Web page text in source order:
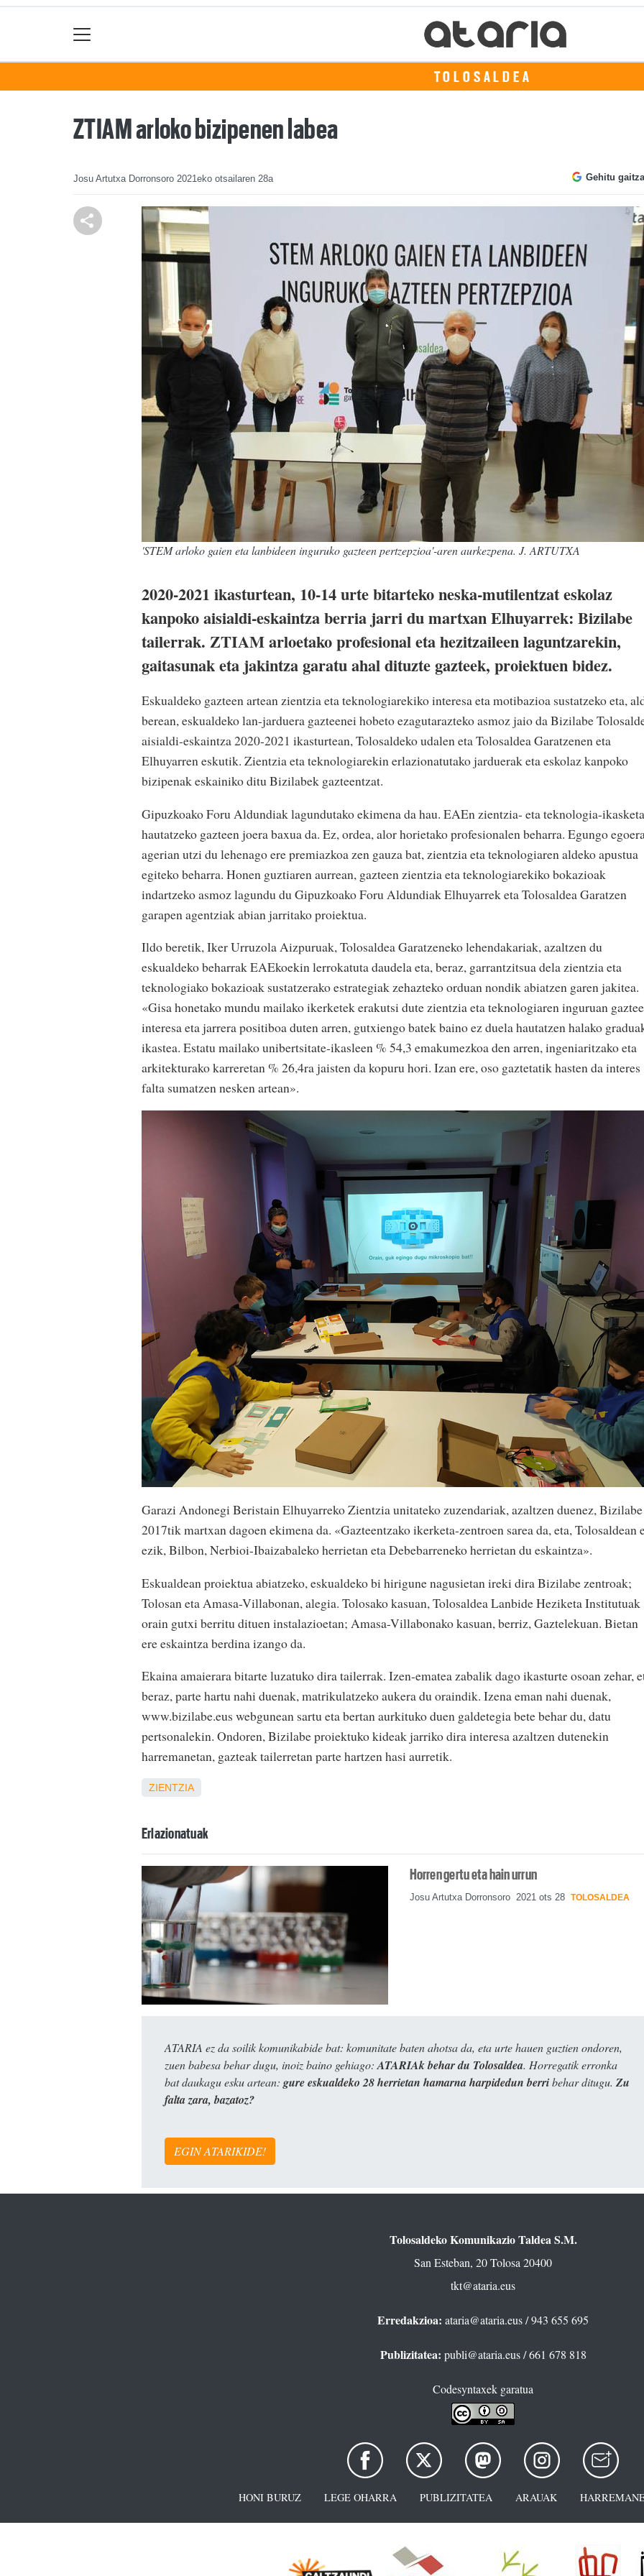
TOLOSALDEA
ZTIAM arloko bizipenen labea
Josu Artutxa Dorronsoro 2021eko otsailaren 28a Gehitu
'STEM arloko gaien eta lanbideen inguruko gazteen pertzepzioa'-aren aurkezpena. J. ARTUTXA
2020-2021 ikasturtean, 10-14 urte bitarteko neska-mutilentzat eskolaz
kanpoko aisialdi-eskaintza berria jarri du martxan Elhuyarrek: Bizilabe
tailerrak. ZTIAM arloetako profesional eta hezitzaileen laguntzarekin,
gaitasunak eta jakintza garatu ahal dituzte gazteek, proiektuen bidez.
Eskualdeko gazteen artean zientzia eta teknologiarekiko interesa eta motibazioa sustatzeko eta,
berean, eskualdeko lan-jarduera gazteenei hobeto ezagutarazteko asmoz jaio da Bizilabe
aisialdi-eskaintza 2020-2021 ikasturtean, Tolosaldeko udalen eta Tolosaldea Garatzenen eta
Elhuyarren eskutik. Zientzia eta teknologiarekin erlazionatutako jarduerak eta eskolaz kanpoko
bizipenak eskainiko ditu Bizilabek gazteentzat.
Gipuzkoako Foru Aldundiak lagundutako ekimena da hau. EAEn zientzia- eta teknologia-
hautatzeko gazteen joera baxua da. Ez, ordea, alor horietako profesionalen beharra. Egungo
agerian utzi du lehenago ere premiazkoa zen gauza bat, zientzia eta teknologiaren aldeko apustua
egiteko beharra. Honen guztiaren aurrean, gazteen zientzia eta teknologiarekiko bokazioak
indartzeko asmoz lagundu du Gipuzkoako Foru Aldundiak Elhuyarrek eta Tolosaldea Garatzen
garapen agentziak abian jarritako proiektua.
Ildo beretik, Iker Urruzola Aizpuruak, Tolosaldea Garatzeneko lehendakariak, azaltzen du
eskualdeko beharrak EAEkoekin lerrokatuta daudela eta, beraz, garrantzitsua dela zientzia eta
teknologiako bokazioak sustatzerako estrategiak zehazteko orduan nondik abiatzen garen jakitea.
«Gisa honetako mundu mailako ikerketek erakutsi dute zientzia eta teknologiaren inguruan
interesa eta jarrera positiboa duten arren, gutxiengo batek baino ez duela hautatzen halako
ikastea. Estatu mailako unibertsitate-ikasleen % 54,3 emakumezkoa den arren, ingeniaritzako eta
arkitekturako karreretan % 26,4ra jaisten da kopuru hori. Izan ere, oso gaztetatik hasten da interes
falta sumatzen nesken artean».
Garazi Andonegi Beristain Elhuyarreko Zientzia unitateko zuzendariak, azaltzen duenez, Bizilabe
2017tik martxan dagoen ekimena da. «Gazteentzako ikerketa-zentroen sarea da, eta, Tolosaldean
ezik, Bilbon, Nerbioi-Ibaizabaleko herrietan eta Debebarreneko herrietan du eskaintza».
Eskualdean proiektua abiatzeko, eskualdeko bi hirigune nagusietan ireki dira Bizilabe zentroak;
Tolosan eta Amasa-Villabonan, alegia. Tolosako kasuan, Tolosaldea Lanbide Heziketa Institutuak
orain gutxi berritu dituen instalazioetan; Amasa-Villabonako kasuan, berriz, Gaztelekuan. Bietan
ere eskaintza berdina izango da.
Ekaina amaierara bitarte luzatuko dira tailerrak. Izen-ematea zabalik dago ikasturte osoan zehar,
beraz, parte hartu nahi duenak, matrikulatzeko aukera du oraindik. Izena eman nahi duenak,
www.bizilabe.eus webgunean sartu eta bertan aurkituko duen galdetegia bete behar du, datu
pertsonalekin. Ondoren, Bizilabe proiektuko kideak jarriko dira interesa azaltzen dutenekin
harremanetan, gazteak tailerretan parte hartzen hasi aurretik.
ZIENTZIA
Erlazionatuak
Horren gertu eta hain urrun
Josu Artutxa Dorronsoro 2021 ots 28 TOLOSALDEA
ATARIA ez da soilik komunikabide bat: komunitate baten ahotsa da, eta urte hauen guztien ondoren,
zuen babesa behar dugu, inoiz baino gehiago: ATARIAk behar du Tolosaldea. Horregatik erronka
bat daukagu esku artean: gure eskualdeko 28 herrietan hamarna harpidedun berribehar ditugu. Zu
falta zara, bazatoz?
EGIN ATARIKIDE!
Tolosaldeko Komunikazio Taldea S.M.
San Esteban, 20 Tolosa 20400
tkt@ataria.eus
Erredakzioa: ataria@ataria.eus/ 943 655 695
Publizitatea: publi@ataria.eus/ 661 678 818
Codesyntaxek garatua
HONI BURUZ LEGE OHARRA PUBLIZITATEA ARAUAK